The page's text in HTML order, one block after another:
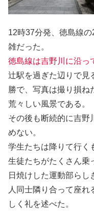
12時37分発、徳島線
雑だった。
徳島線は吉野川に沿っ
辻駅を過ぎた辺りで見
勝で、写真は撮り損ね
荒々しい風景である。
その後も断続的に吉野
めない。
学生たちは降りて行く
生徒たちがたくさん乗
日焼けした運動部ら
人同士隣り合って座
しく礼を述べた。